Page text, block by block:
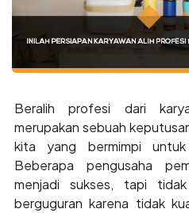
Beralih profesi dari
merupakan sebuah
kita yang bermimpi
Beberapa pengusaha
menjadi sukses, tapi
berguguran karena tidak